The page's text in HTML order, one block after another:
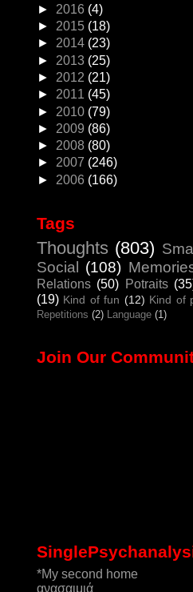
► 2016 (4)
► 2015 (18)
► 2014 (23)
► 2013 (25)
► 2012 (21)
► 2011 (45)
► 2010 (79)
► 2009 (86)
► 2008 (80)
► 2007 (246)
► 2006 (166)
Tags
Thoughts (803)
Social
(108)
Relations (50) Potraits
(19) Kind of fun (12) Kind of
Repetitions (2) Language (1)
Join Our
*My second home
ανασαιμιά